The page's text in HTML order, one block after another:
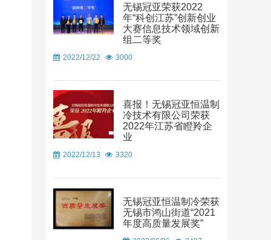
无锡冠亚荣获2022
年“科创江苏”创新创业
大赛信息技术领域创新
组二等奖
2022/12/22 3000
喜报！无锡冠亚恒温制
冷技术有限公司荣获
2022年江苏省瞪羚企
业
2022/12/13 3320
无锡冠亚恒温制冷荣获
无锡市鸿山街道“2021
年度高质量发展奖”